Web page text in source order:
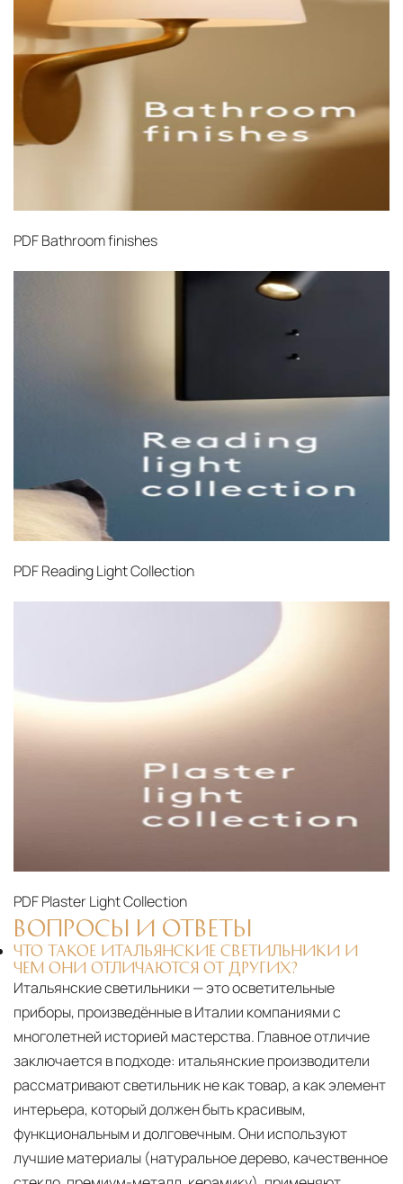
выбрать дополнительное страхование для
критичных партий товара.
PDFBathroom finishes
PDFReading Light Collection
PDFPlaster Light Collection
ВОПРОСЫ И ОТВЕТЫ
ЧТО ТАКОЕ ИТАЛЬЯНСКИЕ СВЕТИЛЬНИКИ И
ЧЕМ ОНИ ОТЛИЧАЮТСЯ ОТ ДРУГИХ?
Итальянские светильники — это осветительные
приборы, произведённые в Италии компаниями с
многолетней историей мастерства. Главное отличие
заключается в подходе: итальянские производители
рассматривают светильник не как товар, а как элемент
интерьера, который должен быть красивым,
функциональным и долговечным. Они используют
лучшие материалы (натуральное дерево, качественное